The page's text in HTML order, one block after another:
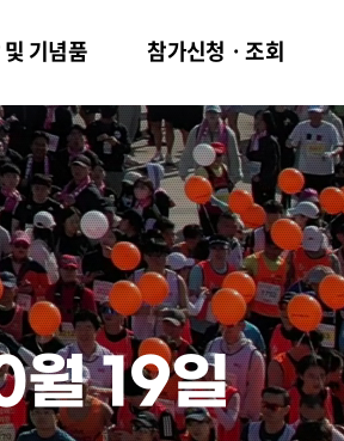
기념품 참가신청ㆍ조회
월 19일